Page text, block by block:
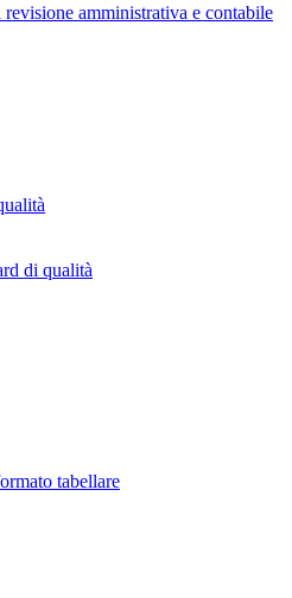
amministrativa e contabile
di qualità
tabellare